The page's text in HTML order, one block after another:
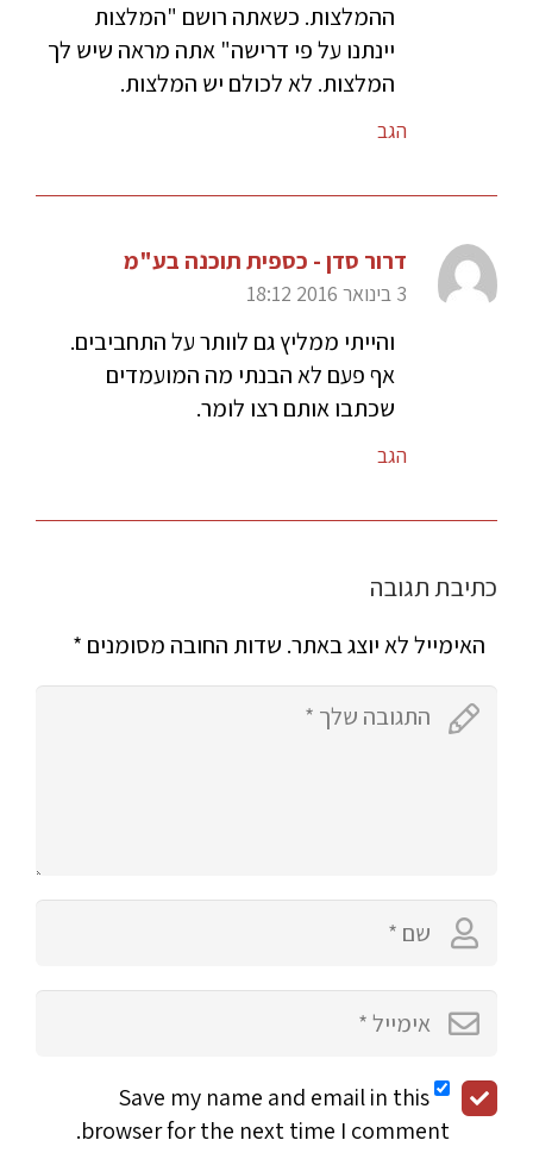
ההמלצות. כשאתה רושם "המלצות
יינתנו על פי דרישה" אתה מראה שיש לך
המלצות. לא לכולם יש המלצות.
הגב
דרור סדן - כספית תוכנה בע"מ
3 בינואר 2016 18:12
והייתי ממליץ גם לוותר על התחביבים.
אף פעם לא הבנתי מה המועמדים
שכתבו אותם רצו לומר.
הגב
כתיבת תגובה
האימייל לא יוצג באתר. שדות החובה מסומנים *
Save my name and email in this
browser for the next time I comment.